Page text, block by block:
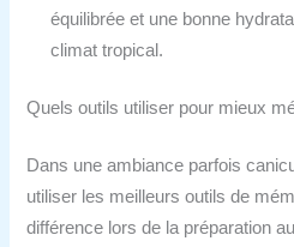
équilibrée et une bonne
climat tropical.
Quels outils utiliser pour mieux
Dans une ambiance parfois
utiliser les meilleurs outils de
différence lors de la préparation